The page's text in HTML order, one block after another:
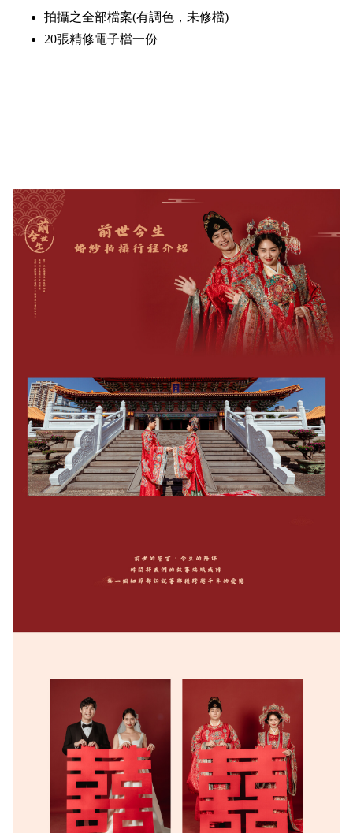
拍攝之全部檔案(有調色，未修檔)
20張精修電子檔一份